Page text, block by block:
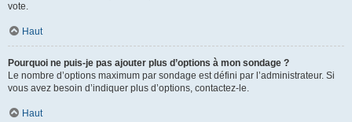
vote.
Haut
Pourquoi ne puis-je pas ajouter plus d’options à mon sondage ?
Le nombre d’options maximum par sondage est défini par l’administrateur. Si
vous avez besoin d’indiquer plus d’options, contactez-le.
Haut